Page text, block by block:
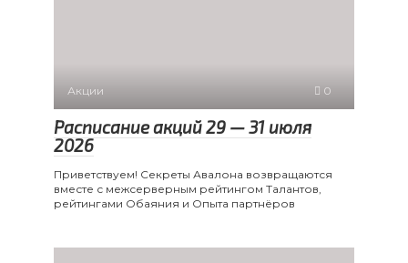
Акции 0
Расписание акций 29 — 31 июля
2026
Приветствуем! Секреты Авалона возвращаются
вместе с межсерверным рейтингом Талантов,
рейтингами Обаяния и Опыта партнёров